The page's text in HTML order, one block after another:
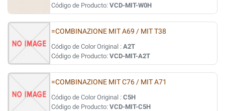
Código de Producto: VCD-MIT-W0H
=COMBINAZIONE MIT A69 / MIT T38
Código de Color Original : A2T
Código de Producto: VCD-MIT-A2T
=COMBINAZIONE MIT C76 / MIT A71
Código de Color Original : C5H
Código de Producto: VCD-MIT-C5H